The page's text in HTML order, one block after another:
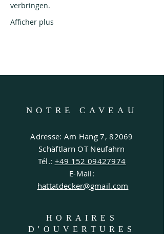
verbringen.
Afficher plus
NOTRE CAVEAU
Adresse: Am Hang 7, 82069
Schäftlarn OT Neufahrn
Tél.: +49 152 09427974
E-Mail:
hattatdecker@gmail.com
HORAIRES
D'OUVERTURES